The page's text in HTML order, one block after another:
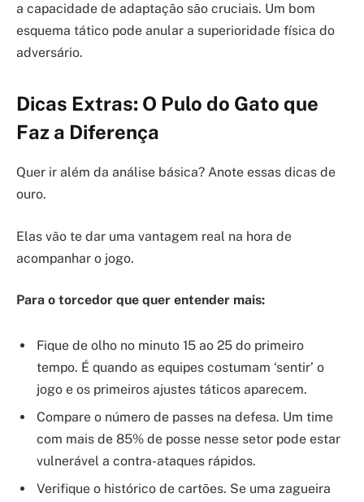
a capacidade de adaptação são cruciais. Um bom
esquema tático pode anular a superioridade física do
adversário.
Dicas Extras: O Pulo do Gato que
Faz a Diferença
Quer ir além da análise básica? Anote essas dicas de
ouro.
Elas vão te dar uma vantagem real na hora de
acompanhar o jogo.
Para o torcedor que quer entender mais:
Fique de olho no minuto 15 ao 25 do primeiro
tempo. É quando as equipes costumam ‘sentir’ o
jogo e os primeiros ajustes táticos aparecem.
Compare o número de passes na defesa. Um time
com mais de 85% de posse nesse setor pode estar
vulnerável a contra-ataques rápidos.
Verifique o histórico de cartões. Se uma zagueira